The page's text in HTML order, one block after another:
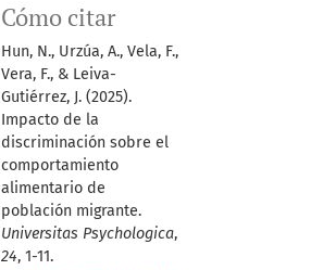
Cómo citar
Hun, N., Urzúa, A., Vela, F.,
Vera, F., & Leiva-
Gutiérrez, J. (2025).
Impacto de la
discriminación sobre el
comportamiento
alimentario de
población migrante.
Universitas Psychologica,
24, 1-11.